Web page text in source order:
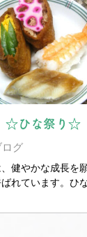
☆ひな祭り☆
ログ
健やかな成長を
れています。ひ